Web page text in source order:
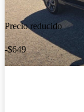
Precio reducido
-$649